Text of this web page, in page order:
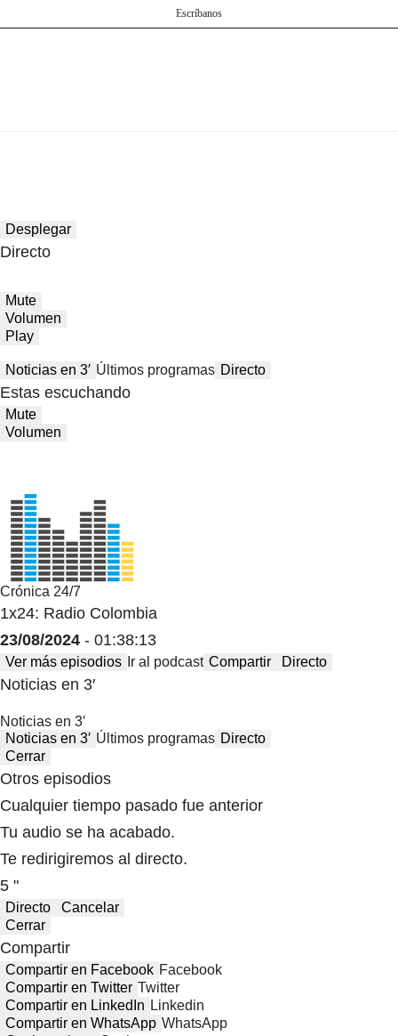
Escríbanos
Desplegar
Directo
Mute
Volumen
Play
Noticias en 3′ Últimos programas Directo
Estas escuchando
Mute
Volumen
Crónica 24/7
1x24: Radio Colombia
23/08/2024 - 01:38:13
Ver más episodios Ir al podcast Compartir Directo
Noticias en 3′
Noticias en 3′
Noticias en 3′ Últimos programas Directo
Cerrar
Otros episodios
Cualquier tiempo pasado fue anterior
Tu audio se ha acabado.
Te redirigiremos al directo.
5 "
Directo
Cancelar
Cerrar
Compartir
Compartir en Facebook Facebook
Compartir en Twitter Twitter
Compartir en LinkedIn Linkedin
Compartir en WhatsApp WhatsApp